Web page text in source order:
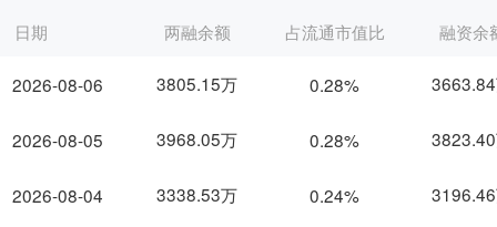
日期
2026-08-06
2026-08-05
2026-08-04
两融余额 占流通市值比 融资余
3805.15万 0.28%
3968.05万 0.28%
3338.53万 0.24%